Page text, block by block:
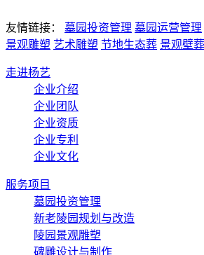
友情链接： 墓园投资管理 墓园运营管理
景观雕塑 艺术雕塑 节地生态葬 景观壁葬
走进杨艺
企业介绍
企业团队
企业资质
企业专利
企业文化
服务项目
墓园投资管理
新老陵园规划与改造
陵园景观雕塑
碑雕设计与制作